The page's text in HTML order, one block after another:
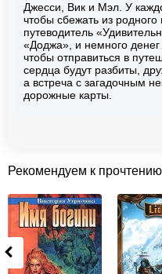
Джесси, Вик и Мэл. У
чтобы сбежать из
путеводитель
«Доджа», и немного денег
чтобы отправиться в
сердца будут разбиты,
а встреча с загадочным
дорожные карты.
Рекомендуем к прочтению